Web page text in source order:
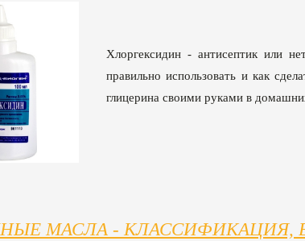
Хлоргексидин - антисептик или
правильно использовать и как
глицерина своими руками в
МАСЛА -